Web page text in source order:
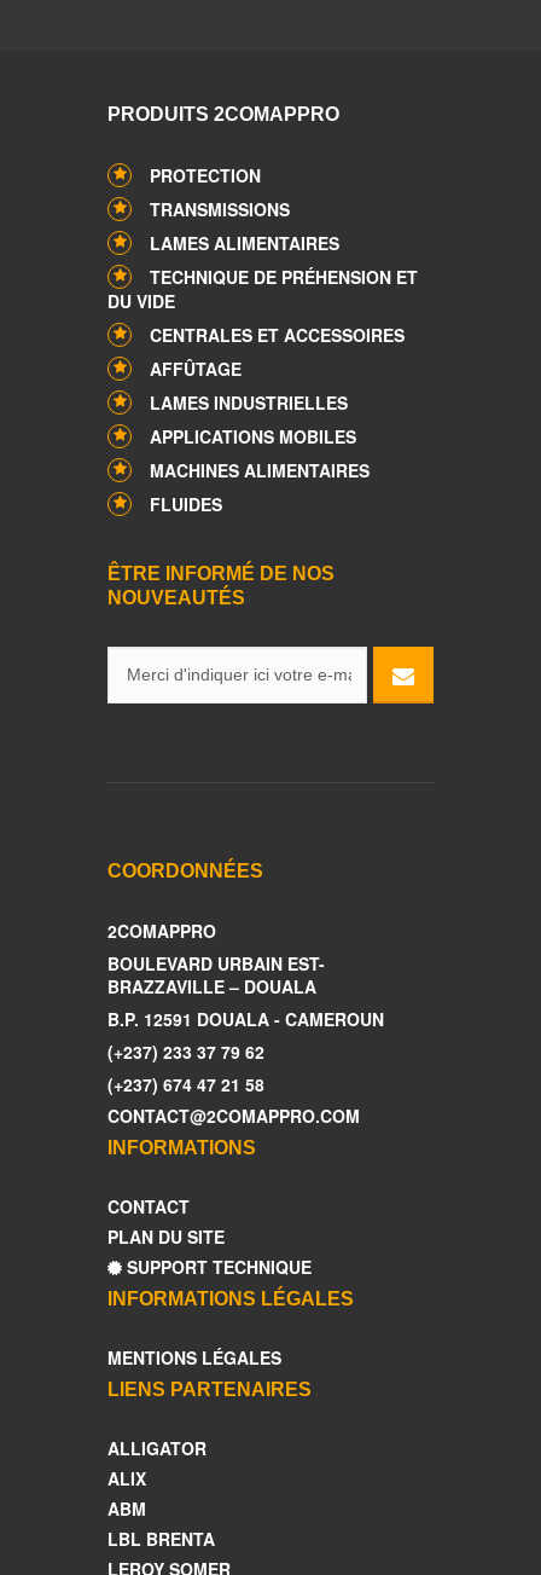
PRODUITS 2COMAPPRO
PROTECTION
TRANSMISSIONS
LAMES ALIMENTAIRES
TECHNIQUE DE PRÉHENSION ET
DU VIDE
CENTRALES ET ACCESSOIRES
AFFÛTAGE
LAMES INDUSTRIELLES
APPLICATIONS MOBILES
MACHINES ALIMENTAIRES
FLUIDES
ÊTRE INFORMÉ DE NOS
NOUVEAUTÉS
COORDONNÉES
2COMAPPRO
BOULEVARD URBAIN EST-
BRAZZAVILLE – DOUALA
B.P. 12591 DOUALA - CAMEROUN
(+237) 233 37 79 62
(+237) 674 47 21 58
CONTACT@2COMAPPRO.COM
INFORMATIONS
CONTACT
PLAN DU SITE
SUPPORT TECHNIQUE
INFORMATIONS LÉGALES
MENTIONS LÉGALES
LIENS PARTENAIRES
ALLIGATOR
ALIX
ABM
LBL BRENTA
LEROY SOMER